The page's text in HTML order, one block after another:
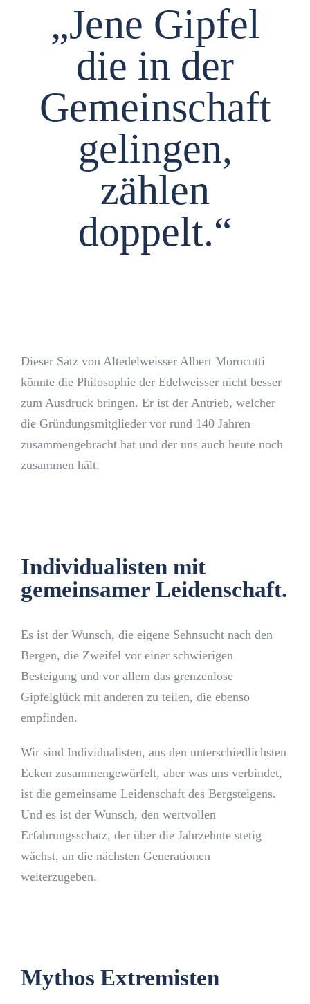
„Jene Gipfel
die in der
Gemeinschaft
gelingen,
zählen
doppelt.“
Dieser Satz von Altedelweisser Albert Morocutti
könnte die Philosophie der Edelweisser nicht besser
zum Ausdruck bringen. Er ist der Antrieb, welcher
die Gründungsmitglieder vor rund 140 Jahren
zusammengebracht hat und der uns auch heute noch
zusammen hält.
Individualisten mit
gemeinsamer Leidenschaft.
Es ist der Wunsch, die eigene Sehnsucht nach den
Bergen, die Zweifel vor einer schwierigen
Besteigung und vor allem das grenzenlose
Gipfelglück mit anderen zu teilen, die ebenso
empfinden.
Wir sind Individualisten, aus den unterschiedlichsten
Ecken zusammengewürfelt, aber was uns verbindet,
ist die gemeinsame Leidenschaft des Bergsteigens.
Und es ist der Wunsch, den wertvollen
Erfahrungsschatz, der über die Jahrzehnte stetig
wächst, an die nächsten Generationen
weiterzugeben.
Mythos Extremisten